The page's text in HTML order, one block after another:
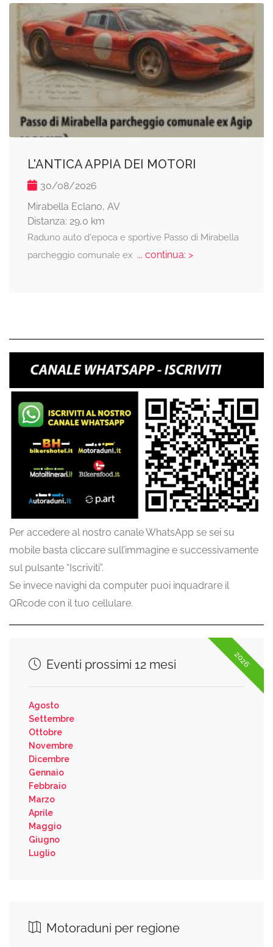
L'ANTICA APPIA DEI MOTORI
30/08/2026
Mirabella Eclano, AV
Distanza: 29,0 km
Raduno auto d'epoca e sportive Passo di Mirabella
parcheggio comunale ex ... continua: >
Per accedere al nostro canale WhatsApp se sei su
mobile basta cliccare sull’immagine e successivamente
sul pulsante “Iscriviti”.
Se invece navighi da computer puoi inquadrare il
QRcode con il tuo cellulare.
2026
Eventi prossimi 12 mesi
Agosto
Settembre
Ottobre
Novembre
Dicembre
Gennaio
Febbraio
Marzo
Aprile
Maggio
Giugno
Luglio
Motoraduni per regione